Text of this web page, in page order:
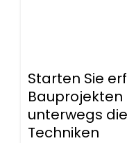
Starten Sie
Bauprojekten
unterwegs
Techniken